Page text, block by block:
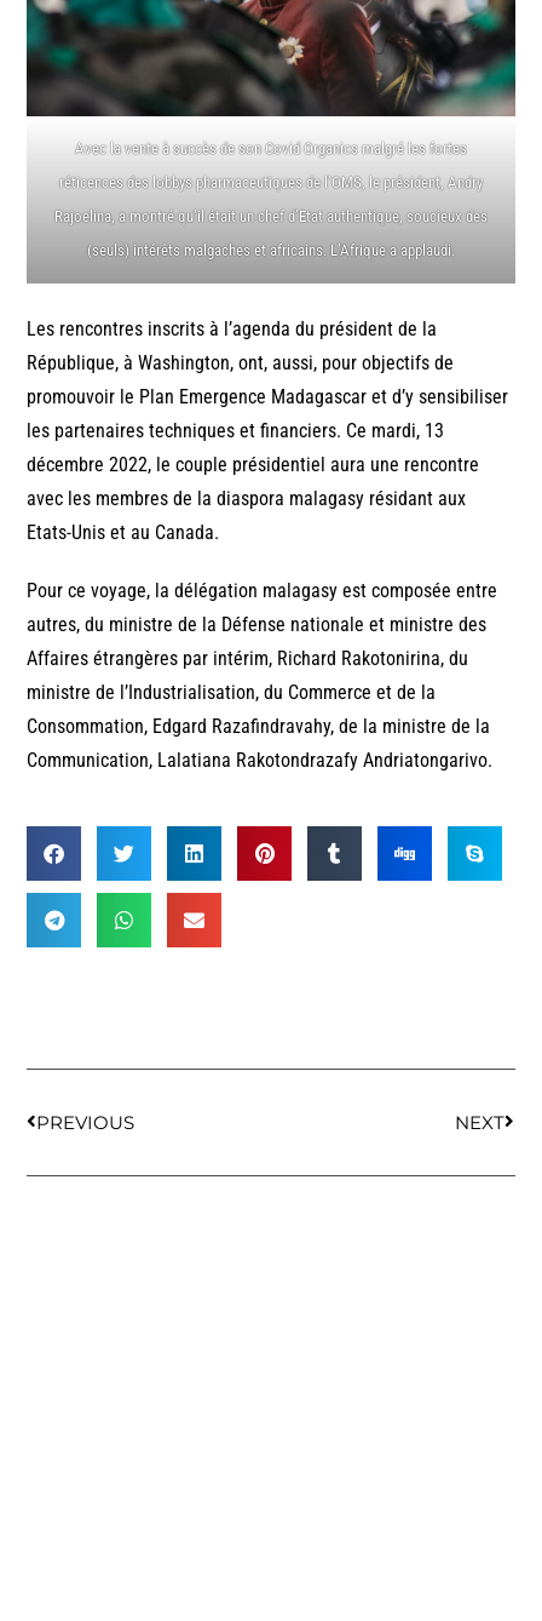
Avec la vente à succès de son Covid Organics malgré les fortes
réticences des lobbys pharmaceutiques de l’OMS, le président, Andry
Rajoelina, a montré qu’il était un chef d’Etat authentique, soucieux des
(seuls) intérêts malgaches et africains. L’Afrique a applaudi.
Les rencontres inscrits à l’agenda du président de la
République, à Washington, ont, aussi, pour objectifs de
promouvoir le Plan Emergence Madagascar et d’y sensibiliser
les partenaires techniques et financiers. Ce mardi, 13
décembre 2022, le couple présidentiel aura une rencontre
avec les membres de la diaspora malagasy résidant aux
Etats-Unis et au Canada.
Pour ce voyage, la délégation malagasy est composée entre
autres, du ministre de la Défense nationale et ministre des
Affaires étrangères par intérim, Richard Rakotonirina, du
ministre de l’Industrialisation, du Commerce et de la
Consommation, Edgard Razafindravahy, de la ministre de la
Communication, Lalatiana Rakotondrazafy Andriatongarivo.
PREVIOUS NEXT